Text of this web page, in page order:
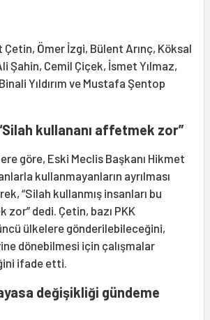
Ömer İzgi, Bülent Arınç, Köksal
Şahin, Cemil Çiçek, İsmet Yılmaz,
Yıldırım ve Mustafa Şentop
kullananı affetmek zor”
göre, Eski Meclis Başkanı Hikmet
kullanmayanların ayrılması
“Silah kullanmış insanları bu
dedi. Çetin, bazı PKK
ülkelere gönderilebileceğini,
dönebilmesi için çalışmalar
ifade etti.
değişikliği gündeme